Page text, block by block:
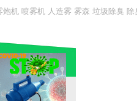
炮机 喷雾机 人造雾 雾森 垃圾除臭 除